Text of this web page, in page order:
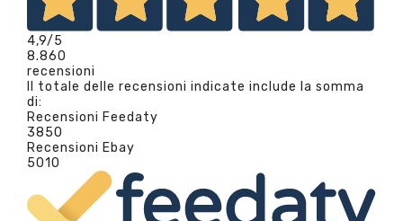
4,9/5
8.860
recensioni
Il totale delle recensioni indicate include la somma
di:
Recensioni Feedaty
3850
Recensioni Ebay
5010